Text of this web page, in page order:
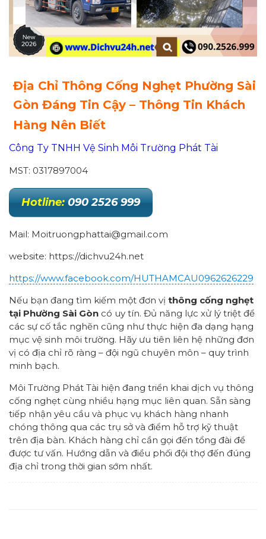
Địa Chỉ Thông Cống Nghẹt Phường Sài
Gòn Đáng Tin Cậy – Thông Tin Khách
Hàng Nên Biết
Công Ty TNHH Vệ Sinh Môi Trường Phát Tài
MST: 0317897004
Hotline: 090 2526 999
Mail: Moitruongphattai@gmail.com
website: https://dichvu24h.net
https://www.facebook.com/HUTHAMCAU0962626229
Nếu bạn đang tìm kiếm một đơn vị thông cống nghẹt
tại Phường Sài Gòn có uy tín. Đủ năng lực xử lý triệt để
các sự cố tắc nghẽn cũng như thực hiện đa dạng hạng
mục vệ sinh môi trường. Hãy ưu tiên liên hệ những đơn
vị có địa chỉ rõ ràng – đội ngũ chuyên môn – quy trình
minh bạch.
Môi Trường Phát Tài hiện đang triển khai dịch vụ thông
cống nghẹt cùng nhiều hạng mục liên quan. Sẵn sàng
tiếp nhận yêu cầu và phục vụ khách hàng nhanh
chóng thông qua các trụ sở và điểm hỗ trợ kỹ thuật
trên địa bàn. Khách hàng chỉ cần gọi đến tổng đài để
được tư vấn. Hướng dẫn và điều phối đội thợ đến đúng
địa chỉ trong thời gian sớm nhất.